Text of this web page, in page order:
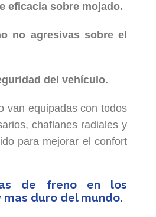
eficacia sobre mojado.
no agresivas sobre el
del vehículo.
van equipadas con todos
chaflanes radiales y
para mejorar el confort
de freno en los
duro del mundo.